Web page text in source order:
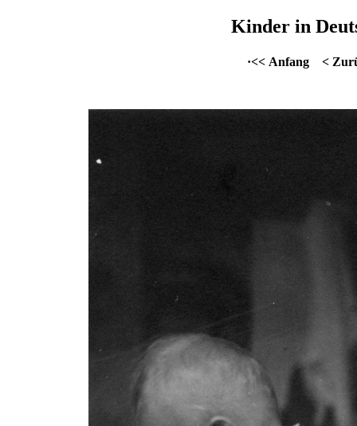
Kinder in
·<< Anfang <